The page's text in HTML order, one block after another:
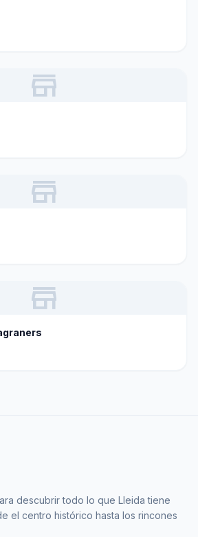
store
store
store
descubrir todo lo que Lleida tiene
el centro histórico hasta los rincones